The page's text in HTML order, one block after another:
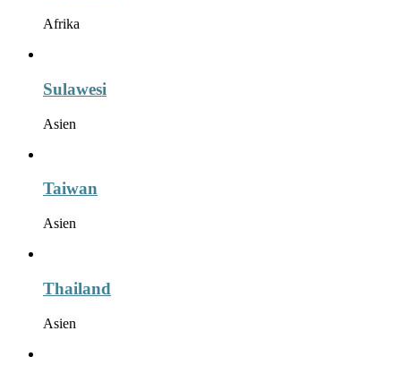
Afrika
Sulawesi
Asien
Taiwan
Asien
Thailand
Asien